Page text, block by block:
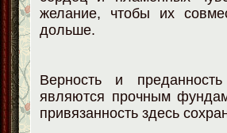
желание, чтобы их
дольше.
Верность и
являются прочным
привязанность здесь